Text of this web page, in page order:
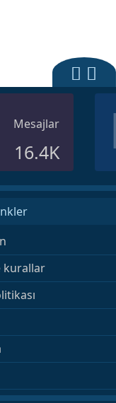
Mesajlar
16.4K
kurallar